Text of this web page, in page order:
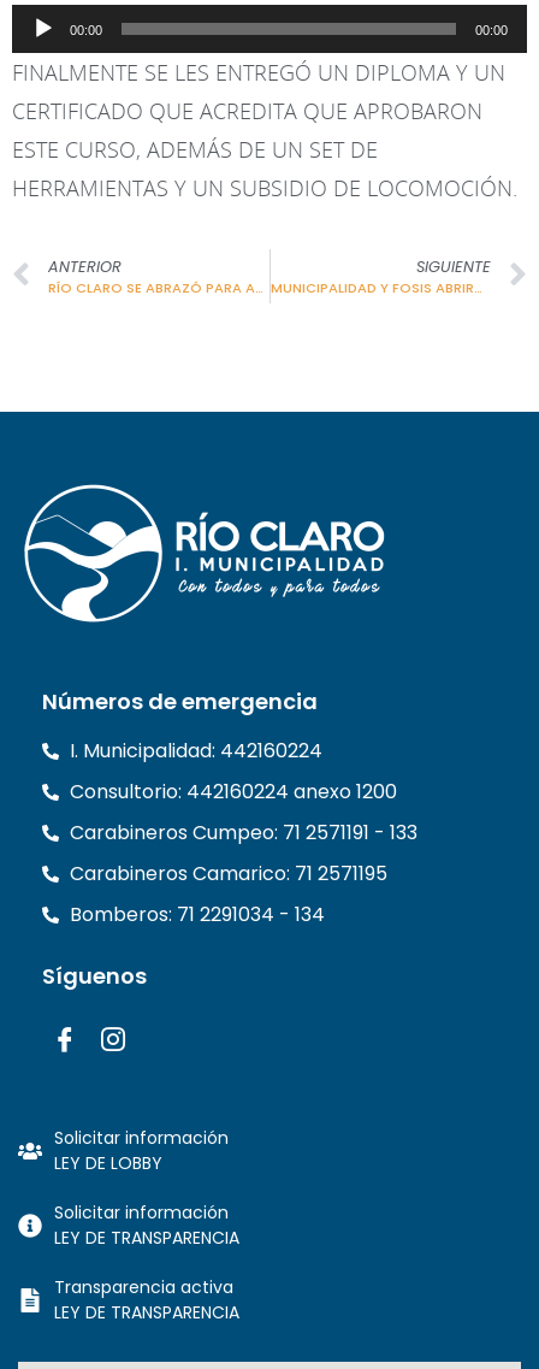
Reproductor
de
audio
00:00 00:00
FINALMENTE SE LES ENTREGÓ UN DIPLOMA Y UN
CERTIFICADO QUE ACREDITA QUE APROBARON
ESTE CURSO, ADEMÁS DE UN SET DE
HERRAMIENTAS Y UN SUBSIDIO DE LOCOMOCIÓN.
ANTERIOR
RÍO CLARO SE ABRAZÓ PARA AYUDAR A LA TELETÓN
SIGUIENTE
MUNICIPALIDAD Y FOSIS ABRIRÁN FONDO CONCURSABLE PARA EMPRENDEDORES DE RÍO CLARO
Números de emergencia
I. Municipalidad: 442160224
Consultorio: 442160224 anexo 1200
Carabineros Cumpeo: 71 2571191 - 133
Carabineros Camarico: 71 2571195
Bomberos: 71 2291034 - 134
Síguenos
Solicitar información
LEY DE LOBBY
Solicitar información
LEY DE TRANSPARENCIA
Transparencia activa
LEY DE TRANSPARENCIA